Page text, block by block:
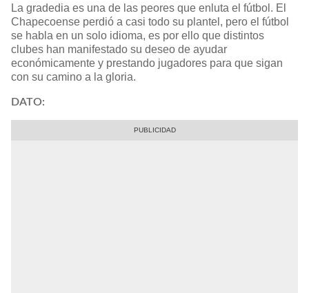
La gradedia es una de las peores que enluta el fútbol. El
Chapecoense perdió a casi todo su plantel, pero el fútbol
se habla en un solo idioma, es por ello que distintos
clubes han manifestado su deseo de ayudar
económicamente y prestando jugadores para que sigan
con su camino a la gloria.
DATO: